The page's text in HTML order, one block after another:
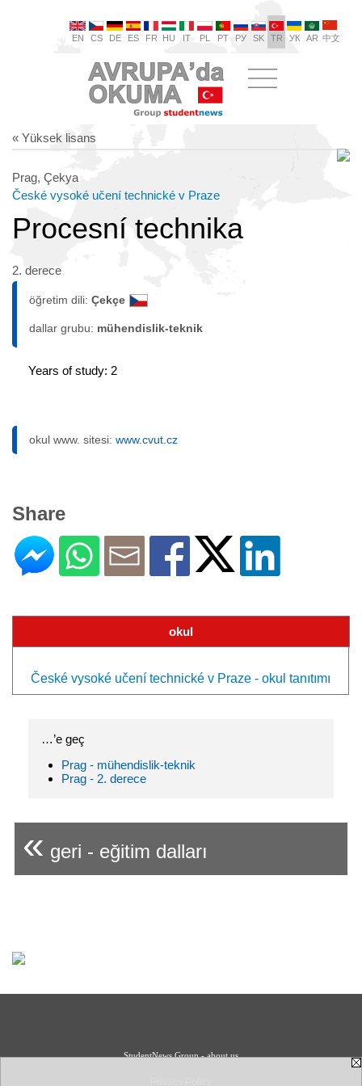
EN CS DE ES FR HU IT PL PT РУ SK TR УК AR 中文
« Yüksek lisans
Prag, Çekya
České vysoké učení technické v Praze
Procesní technika
2. derece
öğretim dili: Çekçe
dallar grubu: mühendislik-teknik
Years of study: 2
okul www. sitesi: www.cvut.cz
Share
okul
České vysoké učení technické v Praze - okul tanıtımı
…’e geç
Prag - mühendislik-teknik
Prag - 2. derece
« geri - eğitim dalları
StudentNews Group - about us